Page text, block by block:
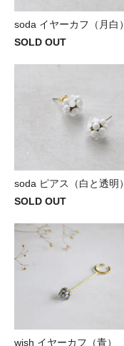
soda イヤーカフ（月白）
SOLD OUT
soda ピアス（白と透明）
SOLD OUT
wish イヤーカフ（青）